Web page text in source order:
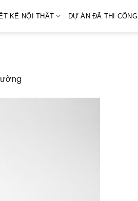
KẾ NỘI THẤT DỰ ÁN ĐÃ THI CÔNG